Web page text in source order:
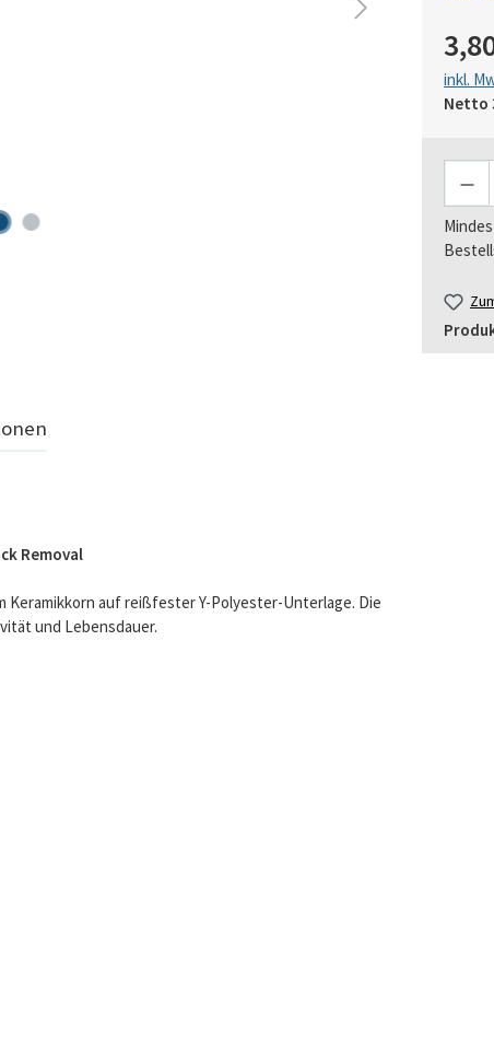
inkl.
Netto
Removal
Keramikkorn auf reißfester Y-Polyester-Unterlage. Die
und Lebensdauer.